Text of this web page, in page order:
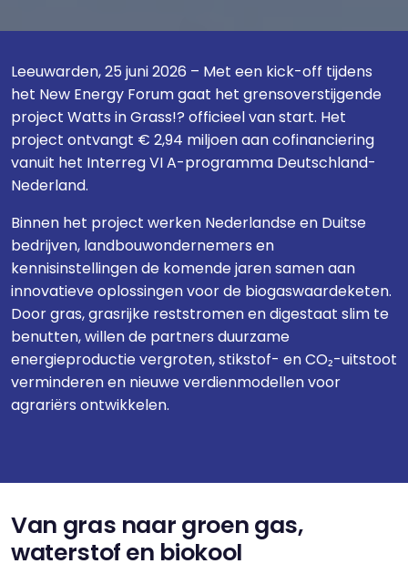
Leeuwarden, 25 juni 2026 – Met een kick-off tijdens
het New Energy Forum gaat het grensoverstijgende
project Watts in Grass!? officieel van start. Het
project ontvangt € 2,94 miljoen aan cofinanciering
vanuit het Interreg VI A-programma Deutschland-
Nederland.
Binnen het project werken Nederlandse en Duitse
bedrijven, landbouwondernemers en
kennisinstellingen de komende jaren samen aan
innovatieve oplossingen voor de biogaswaardeketen.
Door gras, grasrijke reststromen en digestaat slim te
benutten, willen de partners duurzame
energieproductie vergroten, stikstof- en CO₂-uitstoot
verminderen en nieuwe verdienmodellen voor
agrariërs ontwikkelen.
Van gras naar groen gas,
waterstof en biokool